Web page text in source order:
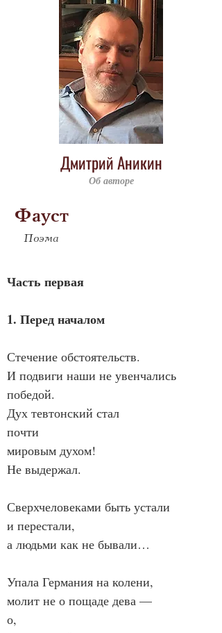
Дмитрий Аникин
Об авторе
Фауст
Поэма
Часть первая
1. Перед началом
Стечение обстоятельств.
И подвиги наши не увенчались
победой.
Дух тевтонский стал
почти
мировым духом!
Не выдержал.
Сверхчеловеками быть устали
и перестали,
а людьми как не бывали…
Упала Германия на колени,
молит не о пощаде дева —
о,